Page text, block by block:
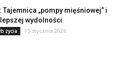
Tajemnica „pompy mięśniowej” i
wydolności
życia 15 stycznia 2026